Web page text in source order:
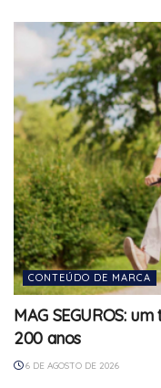
CONTEÚDO DE MARCA
MAG SEGUROS:
200 anos
6 DE AGOSTO DE 2026